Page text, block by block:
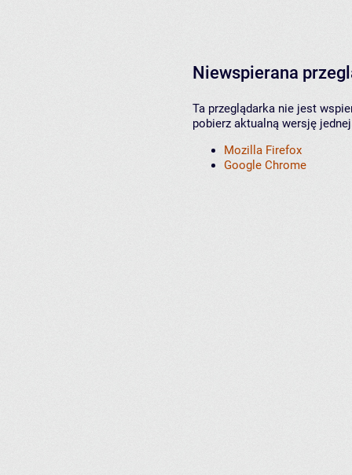
Niewspierana
Ta przeglądarka nie jest
pobierz aktualną wersję
Mozilla Firefox
Google Chrome